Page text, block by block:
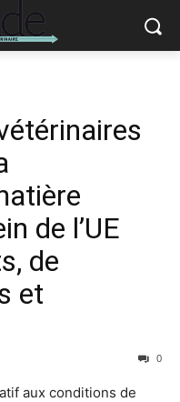
de l’UE
de
et
0
aux conditions de